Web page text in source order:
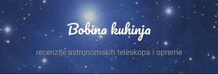
Bobina kuhinja
recenzije astronomskih teleskopa i opreme